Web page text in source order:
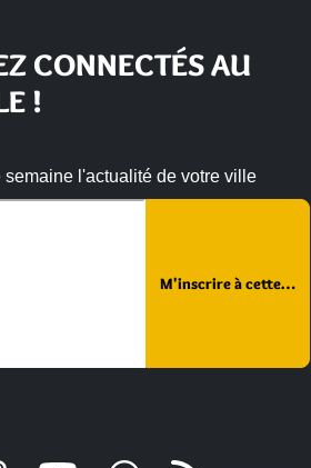
CONNECTÉS AU
!
semaine l'actualité de votre ville
champ vide :